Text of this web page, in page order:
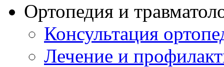
Ортопедия и
Консультация
Лечение и